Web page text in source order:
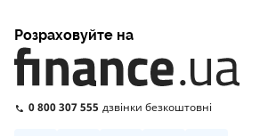
Розраховуйте на
0 800 307 555 дзвінки безкоштовні